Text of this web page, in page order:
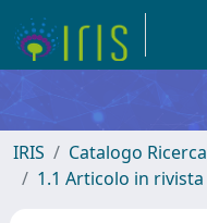
IRIS Catalogo Ricerca
1.1 Articolo in rivista